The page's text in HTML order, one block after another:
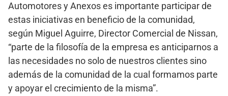
Automotores y Anexos es importante participar de
estas iniciativas en beneficio de la comunidad,
según Miguel Aguirre, Director Comercial de Nissan,
“parte de la filosofía de la empresa es anticiparnos a
las necesidades no solo de nuestros clientes sino
además de la comunidad de la cual formamos parte
y apoyar el crecimiento de la misma”.